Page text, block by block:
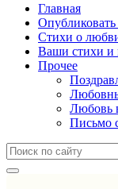
Главная
Опубликовать
Стихи о
Ваши стихи и
Прочее
Любовь
Письмо